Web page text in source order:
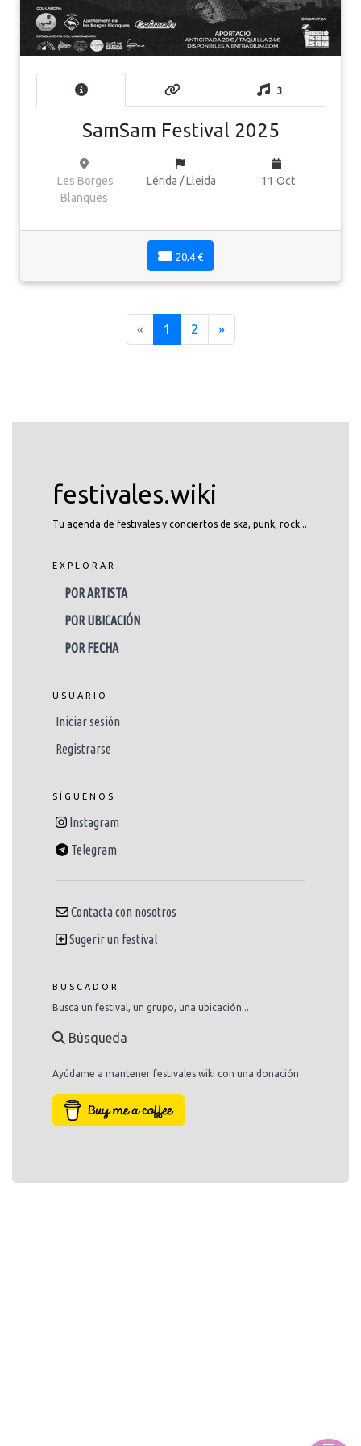
3
SamSam Festival 2025
Les Borges
Blanques
Lérida / Lleida 11 Oct
20,4 €
« 1 (current)
2 »
festivales.wiki
Tu agenda de festivales y conciertos de ska, punk, rock...
EXPLORAR —
POR ARTISTA
POR UBICACIÓN
POR FECHA
USUARIO
Iniciar sesión
Registrarse
SÍGUENOS
Instagram
Telegram
Contacta con nosotros
Sugerir un festival
BUSCADOR
Busca un festival, un grupo, una ubicación...
Búsqueda
Ayúdame a mantener festivales.wiki con una donación